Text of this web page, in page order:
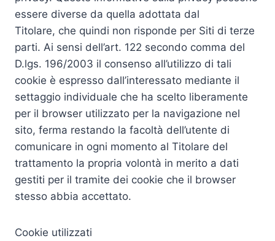
essere diverse da quella adottata dal
Titolare, che quindi non risponde per Siti di terze
parti. Ai sensi dell’art. 122 secondo comma del
D.lgs. 196/2003 il consenso all’utilizzo di tali
cookie è espresso dall’interessato mediante il
settaggio individuale che ha scelto liberamente
per il browser utilizzato per la navigazione nel
sito, ferma restando la facoltà dell’utente di
comunicare in ogni momento al Titolare del
trattamento la propria volontà in merito a dati
gestiti per il tramite dei cookie che il browser
stesso abbia accettato.
Cookie utilizzati